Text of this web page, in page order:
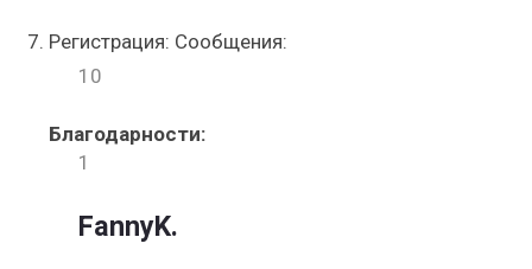
Регистрация: Сообщения:
10
Благодарности:
1
FannyK.